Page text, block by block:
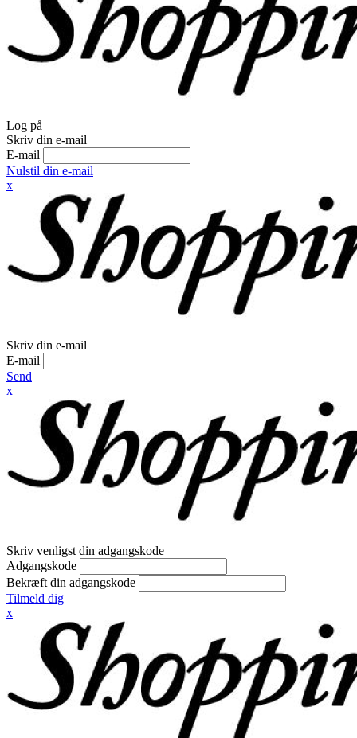
Log på
Skriv din e-mail
E-mail
Nulstil din e-mail
x
Skriv din e-mail
E-mail
Send
x
Skriv venligst din adgangskode
Adgangskode
Bekræft din adgangskode
Tilmeld dig
x